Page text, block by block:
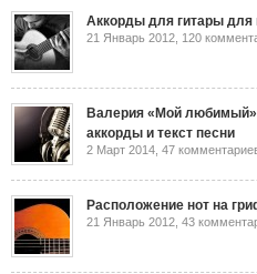
Аккорды для гитары
21 Январь 2012, 120
Валерия «Мой
аккорды и текст песни
2 Март 2014, 47
Расположение нот на
21 Январь 2012, 43